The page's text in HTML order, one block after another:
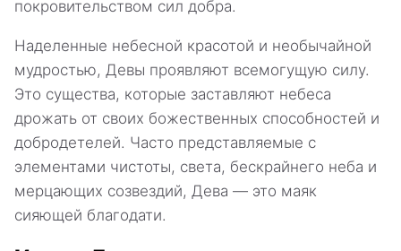
покровительством сил добра.
Наделенные небесной красотой и необычайной
мудростью, Девы проявляют всемогущую силу.
Это существа, которые заставляют небеса
дрожать от своих божественных способностей и
добродетелей. Часто представляемые с
элементами чистоты, света, бескрайнего неба и
мерцающих созвездий, Дева — это маяк
сияющей благодати.